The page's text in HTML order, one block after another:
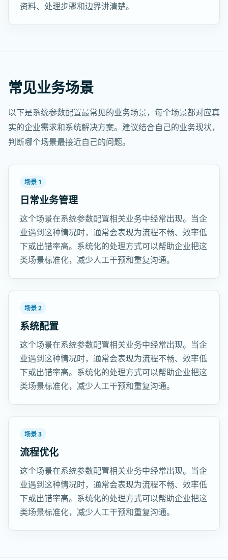
资料、处理步骤和边界讲清楚。
常见业务场景
以下是系统参数配置最常见的业务场景，每个场景都对应真
实的企业需求和系统解决方案。建议结合自己的业务现状，
判断哪个场景最接近自己的问题。
场景 1
日常业务管理
这个场景在系统参数配置相关业务中经常出现。当企
业遇到这种情况时，通常会表现为流程不畅、效率低
下或出错率高。系统化的处理方式可以帮助企业把这
类场景标准化，减少人工干预和重复沟通。
场景 2
系统配置
这个场景在系统参数配置相关业务中经常出现。当企
业遇到这种情况时，通常会表现为流程不畅、效率低
下或出错率高。系统化的处理方式可以帮助企业把这
类场景标准化，减少人工干预和重复沟通。
场景 3
流程优化
这个场景在系统参数配置相关业务中经常出现。当企
业遇到这种情况时，通常会表现为流程不畅、效率低
下或出错率高。系统化的处理方式可以帮助企业把这
类场景标准化，减少人工干预和重复沟通。